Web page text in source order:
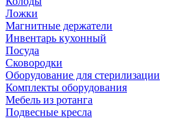
Ложки
Магнитные держатели
Инвентарь кухонный
Посуда
Сковородки
Оборудование для стерилизации
Комплекты оборудования
Мебель из ротанга
Подвесные кресла